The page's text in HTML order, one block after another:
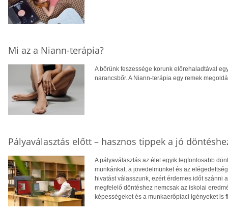
Mi az a Niann-terápia?
A bőrünk feszessége korunk előrehaladtával
narancsbőr. A Niann-terápia egy remek
Pályaválasztás előtt – hasznos tippek a jó
A pályaválasztás az élet egyik legfontosabb
munkánkat, a jövedelmünket és az
hivatást válasszunk, ezért érdemes időt szánni
megfelelő döntéshez nemcsak az iskolai
képességeket és a munkaerőpiaci igényeket is